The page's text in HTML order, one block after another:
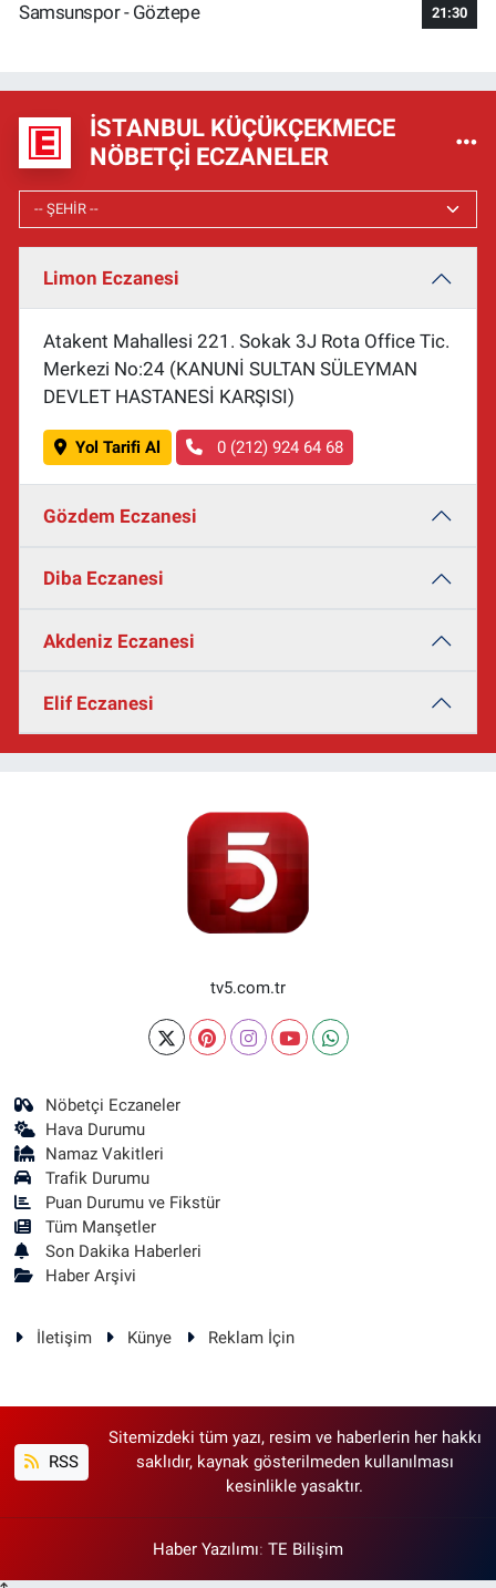
Samsunspor - Göztepe
21:30
İSTANBUL KÜÇÜKÇEKMECE
NÖBETÇI ECZANELER
Limon Eczanesi
Atakent Mahallesi 221. Sokak 3J Rota Office Tic.
Merkezi No:24 (KANUNİ SULTAN SÜLEYMAN
DEVLET HASTANESİ KARŞISI)
Yol Tarifi Al 0 (212) 924 64 68
Gözdem Eczanesi
Diba Eczanesi
Akdeniz Eczanesi
Elif Eczanesi
tv5.com.tr
Nöbetçi Eczaneler
Hava Durumu
Namaz Vakitleri
Trafik Durumu
Puan Durumu ve Fikstür
Tüm Manşetler
Son Dakika Haberleri
Haber Arşivi
İletişim Künye Reklam İçin
RSS
Sitemizdeki tüm yazı, resim ve haberlerin her hakkı
saklıdır, kaynak gösterilmeden kullanılması
kesinlikle yasaktır.
Haber Yazılımı: TE Bilişim